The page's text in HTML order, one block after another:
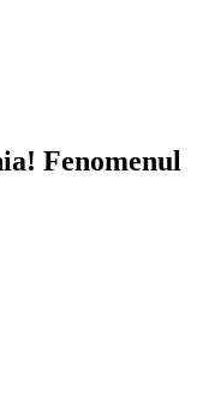
Fenomenul